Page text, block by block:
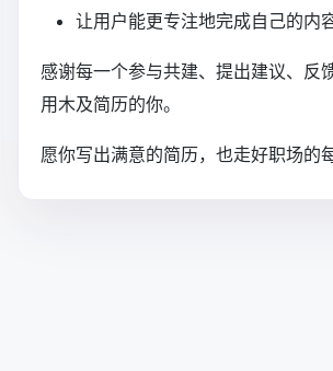
让用户能更专注地完成自己的内容
感谢每一个参与共建、提出建议、反
用木及简历的你。
愿你写出满意的简历，也走好职场的